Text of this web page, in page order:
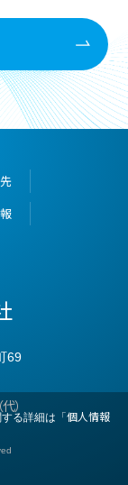
69
（代）
る詳細は「個人情報